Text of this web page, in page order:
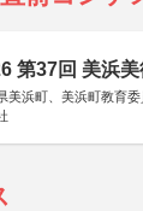
第37回 美浜美
美浜町、美浜町教育